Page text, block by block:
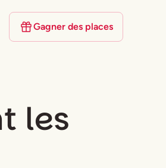
Gagner des places
les